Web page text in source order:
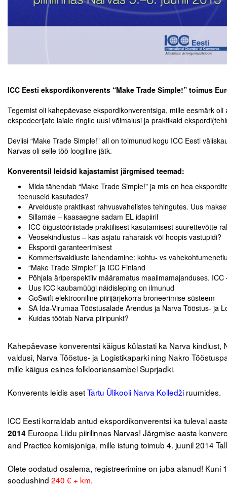
Tegevused
Arvamus
Viidad
ICC WBO
Digiraamatukogu
Juhendid ja väljaanded
Videod
Kontakt
Liitu meililistiga
Oskusteave
Incoterms® 2020
Abimaterjalid
Projektid
ICC Eesti ekspordikonverents “Make Trade Simple!” toimus
Tegemist oli kahepäevase ekspordikonverentsiga, mille eesmärk
ekspedeerijate laiale ringile uusi võimalusi ja praktikaid
Deviisi “Make Trade Simple!” all on toimunud kogu ICC Eesti
Narvas oli selle töö loogiline jätk.
Konverentsil leidsid kajastamist järgmised teemad:
Mida tähendab “Make Trade Simple!” ja mis on hea
teenuseid kasutades?
Arvelduste praktikast rahvusvahelistes tehingutes. Uus
Sillamäe – kaasaegne sadam EL idapiiril
ICC õigustööriistade praktilisest kasutamisest suurettevõtte
Veosekindlustus – kas asjatu raharaisk või hoopis vastupidi?
Ekspordi garanteerimisest
Kommertsvaidluste lahendamine: kohtu- vs
“Make Trade Simple!” ja ICC Finland
Põhjala äriperspektiiv määramatus maailmamajanduses.
Uus ICC kaubamüügi näidisleping on ilmunud
GoSwift elektrooniline piirijärjekorra broneerimise süsteem
SA Ida-Virumaa Tööstusalade Arendus ja Narva Tööstus- ja
Kuidas töötab Narva piiripunkt?
Kahepäevase konverentsi käigus külastati ka Narva kindlust,
valdusi, Narva Tööstus- ja Logistikaparki ning Nakro
mille käigus esines folklooriansambel Suprjadki.
Konverents leidis asetTartu Ülikooli Narva Kolledži ruumides.
ICC Eesti korraldab antud ekspordikonverentsi ka tuleval
2014 Euroopa Liidu piirilinnas Narvas! Järgmise aasta
and Practice komisjoniga, mille istung toimub 4. juunil 2014
Olete oodatud osalema, registreerimine on juba alanud!
soodushind 240 € + km.